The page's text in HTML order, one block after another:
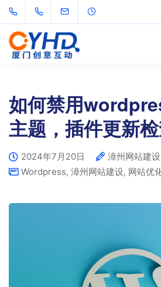
如何禁用
主题，插件更新
2024年7月20日
漳州网站建设
Wordpress, 漳州网站建设, 网站优